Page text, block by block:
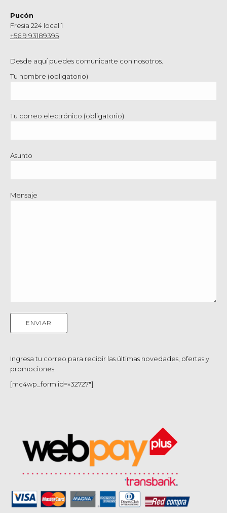
Pucón
Fresia 224 local 1
+56 9 93189395
Desde aquí puedes comunicarte con nosotros.
Tu nombre (obligatorio)
Tu correo electrónico (obligatorio)
Asunto
Mensaje
Ingresa tu correo para recibir las últimas novedades, ofertas y
promociones
[mc4wp_form id=»32727″]